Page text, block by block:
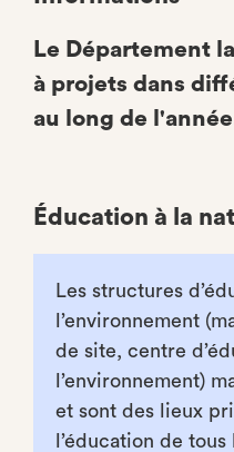
Le Département
à projets dans
au long de
Éducation à la
Les structures
l’environnement
de site, centre
l’environnement)
et sont des lieux
l’éducation de